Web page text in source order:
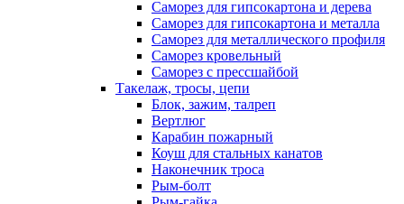
Саморез для гипсокартона и дерева
Саморез для гипсокартона и металла
Саморез для металлического профиля
Саморез кровельный
Саморез с прессшайбой
Такелаж, тросы, цепи
Блок, зажим, талреп
Вертлюг
Карабин пожарный
Коуш для стальных канатов
Наконечник троса
Рым-болт